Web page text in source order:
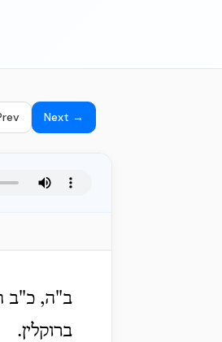
Next →
ב"ה, כ"ב
ברוקלין.